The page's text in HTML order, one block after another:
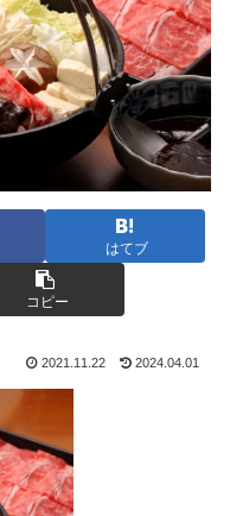
はてブ
コピー
2021.11.22 2024.04.01